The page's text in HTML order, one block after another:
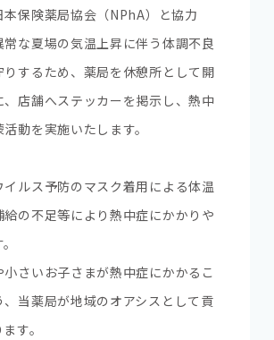
本保険薬局協会（NPhA）と協力
常な夏場の気温上昇に伴う体調不良
りするため、薬局を休憩所として開
、店舗へステッカーを掲示し、熱中
動を実施いたします。
ルス予防のマスク着用による体温
の不足等により熱中症にかかりや
さいお子さまが熱中症にかかるこ
、当薬局が地域のオアシスとして貢
す。